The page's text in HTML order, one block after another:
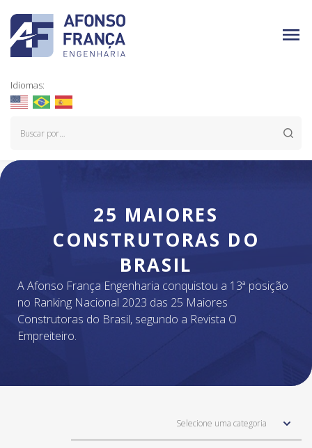
Idiomas:
25 MAIORES
CONSTRUTORAS DO
BRASIL
A Afonso França Engenharia conquistou a 13ª posição
no Ranking Nacional 2023 das 25 Maiores
Construtoras do Brasil, segundo a Revista O
Empreiteiro.
Selecione uma categoria